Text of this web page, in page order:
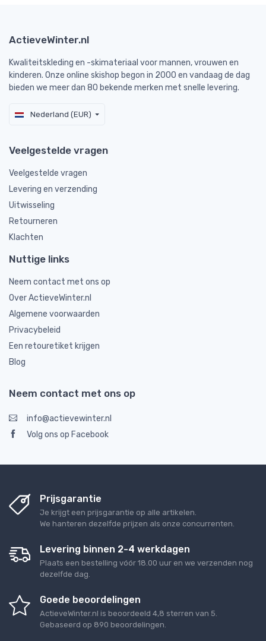
ActieveWinter.nl
Kwaliteitskleding en -skimateriaal voor mannen, vrouwen en
kinderen. Onze online skishop begon in 2000 en vandaag de dag
bieden we meer dan 80 bekende merken met snelle levering.
Nederland (EUR)
Veelgestelde vragen
Veelgestelde vragen
Levering en verzending
Uitwisseling
Retourneren
Klachten
Nuttige links
Neem contact met ons op
Over ActieveWinter.nl
Algemene voorwaarden
Privacybeleid
Een retouretiket krijgen
Blog
Neem contact met ons op
info@actievewinter.nl
Volg ons op Facebook
Prijsgarantie
Je krijgt een prijsgarantie op alle artikelen.
We hanteren dezelfde prijzen als onze concurrenten.
Levering binnen 2-4 werkdagen
Plaats een bestelling vóór 18.00 uur en we verzenden nog
dezelfde dag.
Goede beoordelingen
ActieveWinter.nl is beoordeeld 4,8 sterren van 5
Gebaseerd op 890 beoordelingen.